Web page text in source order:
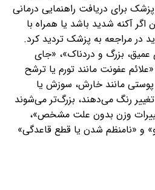
برای دریافت راهنمایی درمانی
آکنه شدید باشد یا همراه با
در مراجعه به پزشک تردید کرد.
بزرگ و دردناک»، «جای
عفونت مانند تورم یا ترشح
مانند خارش، سوزش یا
رنگ می‌دهند، بزرگ‌تر می‌شوند
وزن بدون علت مشخص»،
و «نامنظم شدن یا قطع قاعدگی»